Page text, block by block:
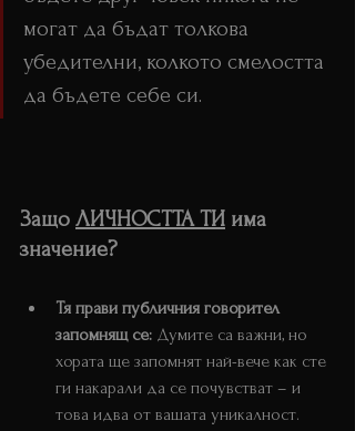
могат да бъдат толкова
убедителни, колкото смелостта
да бъдете себе си.
Защо ЛИЧНОСТТА ТИ има
значение?
Тя прави публичния говорител
запомнящ се: Думите са важни, но
хората ще запомнят най-вече как сте
ги накарали да се почувстват – и
това идва от вашата уникалност.